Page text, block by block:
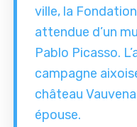
ville, la
attendue d’un
Pablo Picasso.
campagne
château
épouse.